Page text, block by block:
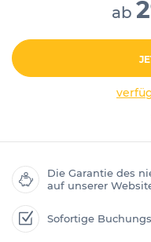
ab
Die Garantie des
auf unserer
Sofortige